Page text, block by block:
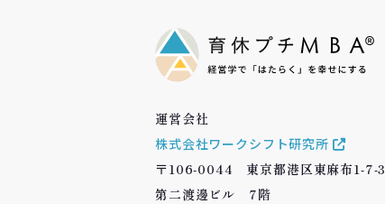
運営会社
株式会社ワークシフト研究所
〒106-0044 東京都港区東麻布1-7-3
第二渡邊ビル 7階